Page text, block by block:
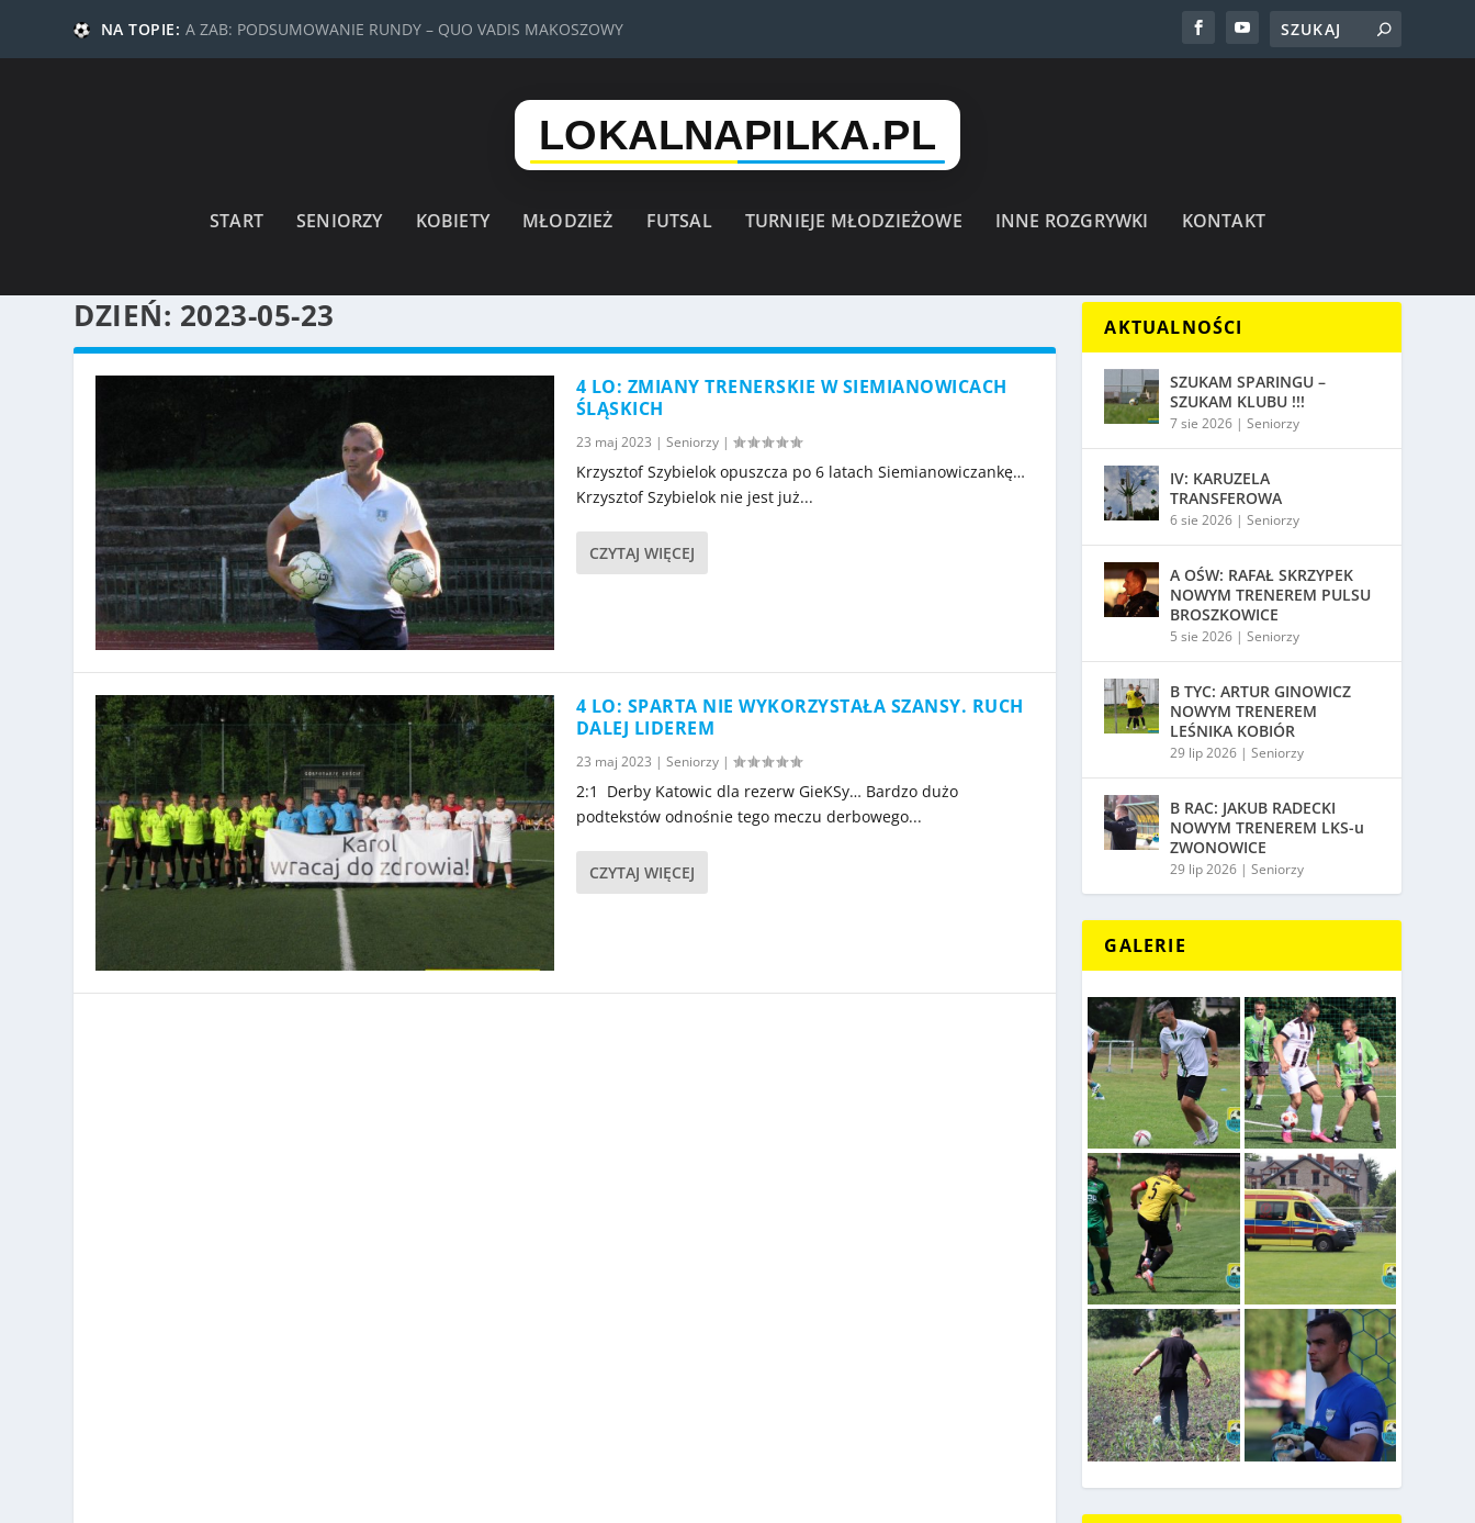
NA TOPIE: A ZAB: PODSUMOWANIE RUNDY – QUO VADIS MAKOSZOWY
START SENIORZY KOBIETY MŁODZIEŻ FUTSAL TURNIEJE MŁODZIEŻOWE INNE ROZGRYWKI KONTAKT
DZIEŃ: 2023-05-23
4 LO: ZMIANY TRENERSKIE W SIEMIANOWICACH
ŚLĄSKICH
23 maj 2023 | Seniorzy|
Krzysztof Szybielok opuszcza po 6 latach Siemianowiczankę…
Krzysztof Szybielok nie jest już...
CZYTAJ WIĘCEJ
4 LO: SPARTA NIE WYKORZYSTAŁA SZANSY. RUCH
DALEJ LIDEREM
23 maj 2023 | Seniorzy|
2:1 Derby Katowic dla rezerw GieKSy… Bardzo dużo
podtekstów odnośnie tego meczu derbowego...
CZYTAJ WIĘCEJ
AKTUALNOŚCI
SZUKAM SPARINGU –
SZUKAM KLUBU !!!
7 sie 2026 |Seniorzy
IV: KARUZELA
TRANSFEROWA
6 sie 2026 |Seniorzy
A OŚW: RAFAŁ SKRZYPEK
NOWYM TRENEREM PULSU
BROSZKOWICE
5 sie 2026 |Seniorzy
B TYC: ARTUR GINOWICZ
NOWYM TRENEREM
LEŚNIKA KOBIÓR
29 lip 2026 |Seniorzy
B RAC: JAKUB RADECKI
NOWYM TRENEREM LKS-u
ZWONOWICE
29 lip 2026 |Seniorzy
GALERIE